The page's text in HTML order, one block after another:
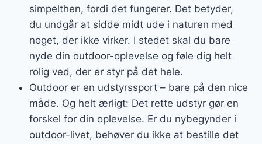
simpelthen, fordi det fungerer. Det betyder,
du undgår at sidde midt ude i naturen med
noget, der ikke virker. I stedet skal du bare
nyde din outdoor-oplevelse og føle dig helt
rolig ved, der er styr på det hele.
Outdoor er en udstyrssport – bare på den nice
måde. Og helt ærligt: Det rette udstyr gør en
forskel for din oplevelse. Er du nybegynder i
outdoor-livet, behøver du ikke at bestille det